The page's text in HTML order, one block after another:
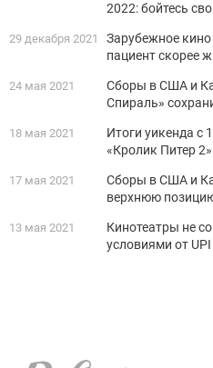
2022: бойтесь
29 декабря 2021
Зарубежное
пациент скорее
24 мая 2021
Сборы в США и
Спираль»
18 мая 2021
Итоги уикенда с
«Кролик Питер 2»
17 мая 2021
Сборы в США и
верхнюю
13 мая 2021
Кинотеатры не
условиями от UPI